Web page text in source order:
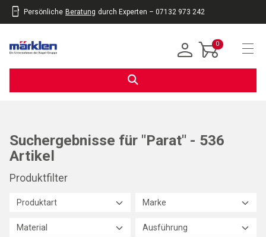
Persönliche Beratung durch Experten – 07132 973 242
0
Suchergebnisse für "Parat" - 536
Artikel
Produktfilter
Produktart Marke
Material Ausführung